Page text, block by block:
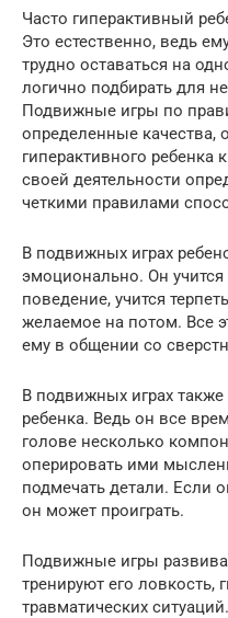
Часто гиперактивный
Это естественно, ведь
трудно оставаться на
логично подбирать для
Подвижные игры по
определенные качества,
гиперактивного
своей деятельности
четкими правилами
В подвижных играх
эмоционально. Он
поведение, учится
желаемое на потом. Все
ему в общении со
В подвижных играх
ребенка. Ведь он все
голове несколько
оперировать ими
подмечать детали. Если
он может проиграть.
Подвижные игры
тренируют его ловкость,
травматических